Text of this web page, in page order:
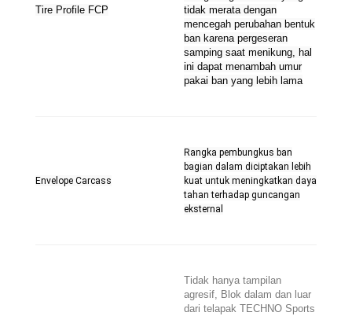
Tire Profile FCP
tidak merata dengan
mencegah perubahan bentuk
ban karena pergeseran
samping saat menikung, hal
ini dapat menambah umur
pakai ban yang lebih lama
Envelope Carcass
Rangka pembungkus ban
bagian dalam diciptakan lebih
kuat untuk meningkatkan daya
tahan terhadap guncangan
eksternal
Tidak hanya tampilan
agresif, Blok dalam dan luar
dari telapak TECHNO Sports